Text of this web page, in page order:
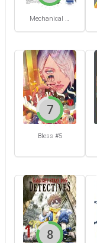
Mechanical Buddy Universe #1
Bless #5
7
8